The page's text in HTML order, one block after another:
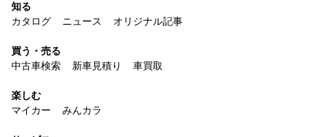
知る
カタログ
ニュース オリジナル記事
買う・売る
中古車検索
新車見積り 車買取
楽しむ
マイカー
みんカラ